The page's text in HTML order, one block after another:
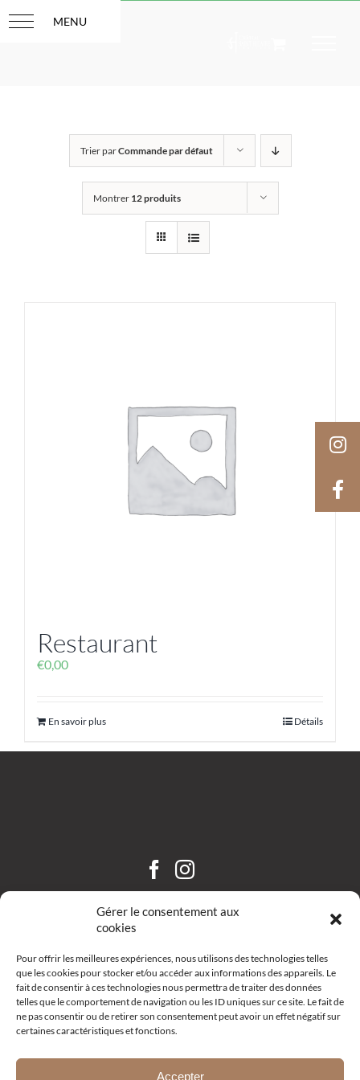
Gérer le consentement aux
cookies
Pour offrir les meilleures expériences, nous utilisons des technologies telles
que les cookies pour stocker et/ou accéder aux informations des appareils. Le
fait de consentir à ces technologies nous permettra de traiter des données
telles que le comportement de navigation ou les ID uniques sur ce site. Le fait de
ne pas consentir ou de retirer son consentement peut avoir un effet négatif sur
certaines caractéristiques et fonctions.
Accepter
au
Trier parCommande par défaut
Montrer 12 produits
Restaurant
€0,00
En savoir plus Détails
13111 Coudoux
+33 (0)4 42 52 10 68